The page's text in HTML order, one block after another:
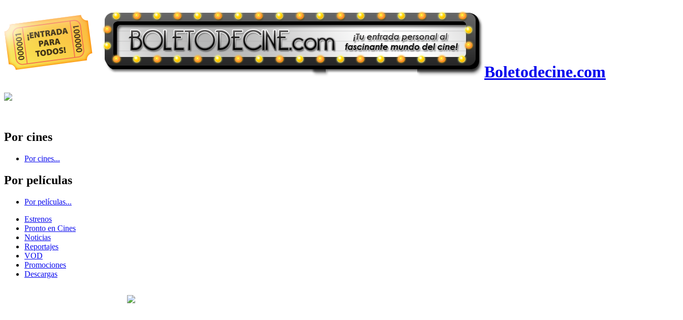
Boletodecine.com
Por cines
Por cines...
Por películas
Por películas...
Estrenos
Pronto en Cines
Noticias
Reportajes
VOD
Promociones
Descargas